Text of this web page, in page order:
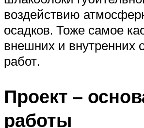
воздействию
осадков. Тоже самое
внешних и внутренних
работ.
Проект –
работы